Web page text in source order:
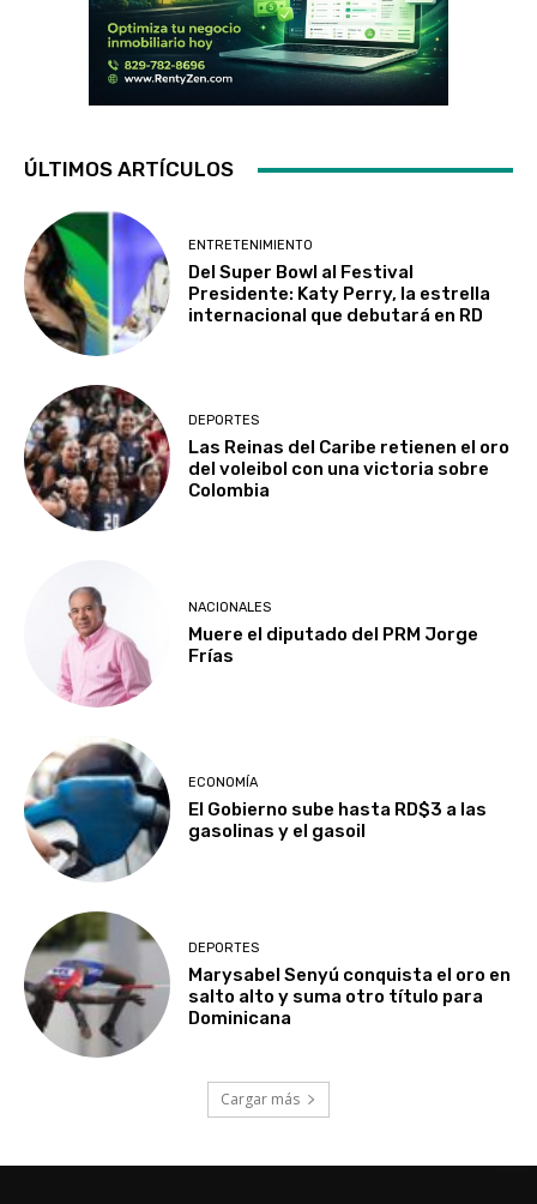
ÚLTIMOS ARTÍCULOS
ENTRETENIMIENTO
Del Super Bowl al Festival
Presidente: Katy Perry, la estrella
internacional que debutará en RD
DEPORTES
Las Reinas del Caribe retienen el oro
del voleibol con una victoria sobre
Colombia
NACIONALES
Muere el diputado del PRM Jorge
Frías
ECONOMÍA
El Gobierno sube hasta RD$3 a las
gasolinas y el gasoil
DEPORTES
Marysabel Senyú conquista el oro en
salto alto y suma otro título para
Dominicana
Cargar más